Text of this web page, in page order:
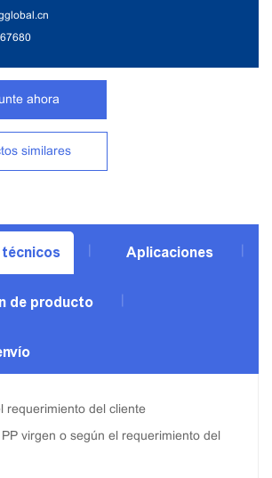
ahora
similares
Aplicaciones
de producto
requerimiento del cliente
virgen o según el requerimiento del